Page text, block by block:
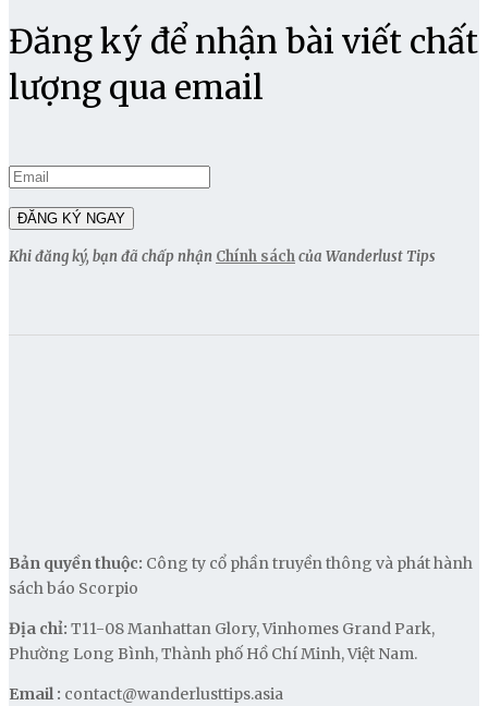
Đăng ký để nhận bài viết chất
lượng qua email
Khi đăng ký, bạn đã chấp nhận Chính sáchcủa Wanderlust Tips
Bản quyền thuộc: Công ty cổ phần truyền thông và phát hành
sách báo Scorpio
Địa chỉ: T11-08 Manhattan Glory, Vinhomes Grand Park,
Phường Long Bình, Thành phố Hồ Chí Minh, Việt Nam.
Email : contact@wanderlusttips.asia